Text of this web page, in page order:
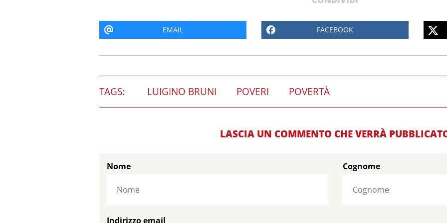
EMAIL FACEBOOK
TAGS: LUIGINO BRUNI POVERI POVERTÀ
LASCIA UN COMMENTO CHE VERRÀ
Nome Cognome
Indirizzo email